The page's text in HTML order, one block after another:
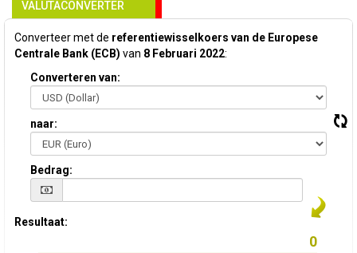
VALUTACONVERTER
Converteer met de referentiewisselkoers van de Europese
Centrale Bank (ECB) van 8 Februari 2022:
Converteren van:
naar:
Bedrag:
Resultaat: